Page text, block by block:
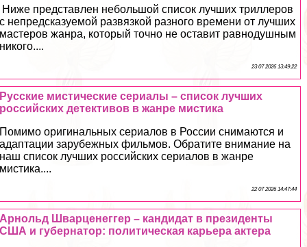
Ниже представлен небольшой список лучших триллеров
с непредсказуемой развязкой разного времени от лучших
мастеров жанра, который точно не оставит равнодушным
никого....
23 07 2026 13:49:22
Русские мистические сериалы – список лучших
российских детективов в жанре мистика
Помимо оригинальных сериалов в России снимаются и
адаптации зарубежных фильмов. Обратите внимание на
наш список лучших российских сериалов в жанре
мистика....
22 07 2026 14:47:44
Арнольд Шварценеггер – кандидат в президенты
США и губернатор: политическая карьера актера